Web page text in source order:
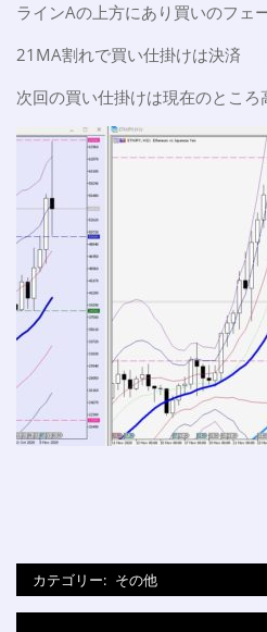
ラインAの上方にあり買いのフェー
21MA割れで買い仕掛けは決済
次回の買い仕掛けは現在のところ
カテゴリー: その他